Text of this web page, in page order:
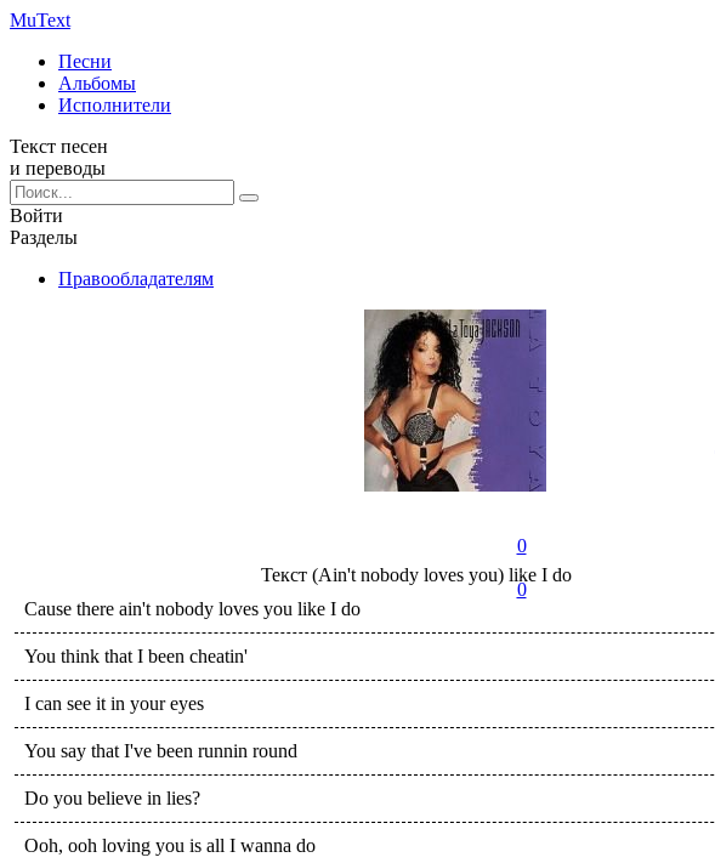
MuText
Песни
Альбомы
Исполнители
Текст песен
и переводы
Войти
Разделы
Правообладателям
0
0
Текст (Ain't nobody loves you) like I do
Cause there ain't nobody loves you like I do
You think that I been cheatin'
I can see it in your eyes
You say that I've been runnin round
Do you believe in lies?
Ooh, ooh loving you is all I wanna do